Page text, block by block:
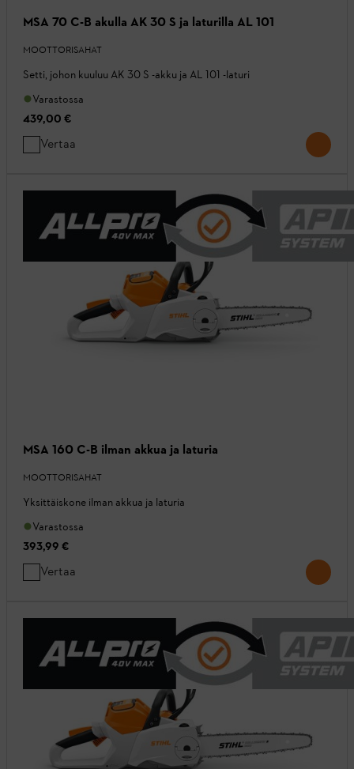
MSA 70 C-B akulla AK 30 S ja laturilla AL 101
MOOTTORISAHAT
Setti, johon kuuluu AK 30 S -akku ja AL 101 -laturi
Varastossa
439,00 €
Vertaa
MSA 160 C-B ilman akkua ja laturia
MOOTTORISAHAT
Yksittäiskone ilman akkua ja laturia
Varastossa
393,99 €
Vertaa